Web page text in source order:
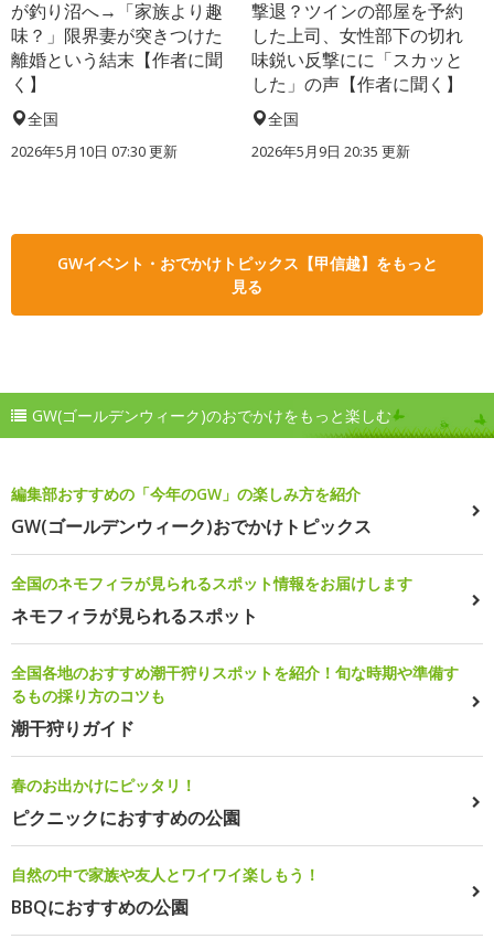
が釣り沼へ→「家族より趣
味？」限界妻が突きつけた
離婚という結末【作者に聞
く】
全国
2026年5月10日 07:30 更新
撃退？ツインの部屋を予約
した上司、女性部下の切れ
味鋭い反撃にに「スカッと
した」の声【作者に聞く】
全国
2026年5月9日 20:35 更新
GWイベント・おでかけトピックス【甲信越】をもっと
見る
GW(ゴールデンウィーク)のおでかけをもっと楽しむ
編集部おすすめの「今年のGW」の楽しみ方を紹介
GW(ゴールデンウィーク)おでかけトピックス
全国のネモフィラが見られるスポット情報をお届けします
ネモフィラが見られるスポット
全国各地のおすすめ潮干狩りスポットを紹介！旬な時期や準備す
るもの採り方のコツも
潮干狩りガイド
春のお出かけにピッタリ！
ピクニックにおすすめの公園
自然の中で家族や友人とワイワイ楽しもう！
BBQにおすすめの公園